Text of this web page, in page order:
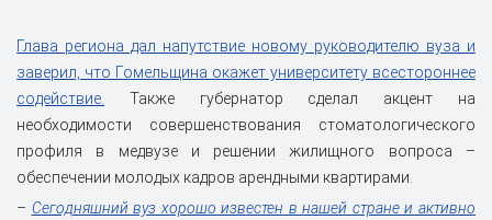
Глава региона дал напутствие новому руководителю вуза и
заверил, что Гомельщина окажет университету всестороннее
содействие.
Также губернатор сделал акцент на
необходимости совершенствования стоматологического
профиля в медвузе и решении жилищного вопроса –
обеспечении молодых кадров арендными квартирами.
– Сегодняшний вуз хорошо известен в нашей стране и активно